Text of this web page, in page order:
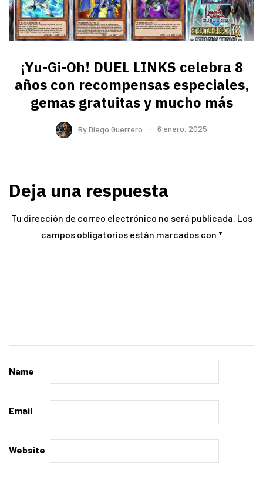
¡Yu-Gi-Oh! DUEL LINKS celebra 8
años con recompensas especiales,
gemas gratuitas y mucho más
ByDiego Guerrero 6 enero, 2025
Deja una respuesta
Tu dirección de correo electrónico no será publicada. Los
campos obligatorios están marcados con *
Name
Email
Website